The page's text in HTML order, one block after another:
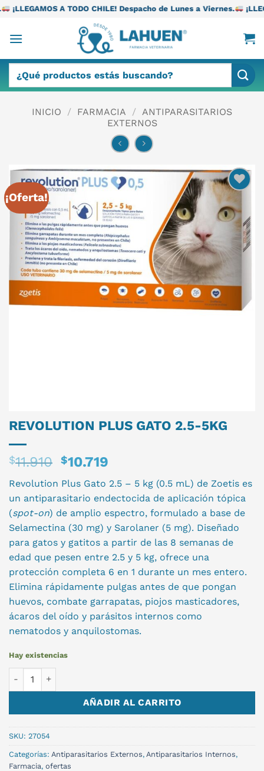
Saltar
contenido
TODO CHILE! Despacho de Lunes a Viernes. ¡LLEGAMOS A
por:
INICIO / FARMACIA / ANTIPARASITARIOS
EXTERNOS
¡Oferta!
REVOLUTION PLUS GATO 2.5-5KG
$11.910 El
precio
original
era:
$11.910.
$10.719
precio
actual
es:
$10.719.
Revolution Plus Gato 2.5 – 5 kg (0.5 mL) de Zoetis es
un antiparasitario endectocida de aplicación tópica
(spot-on) de amplio espectro, formulado a base de
Selamectina (30 mg) y Sarolaner (5 mg). Diseñado
para gatos y gatitos a partir de las 8 semanas de
edad que pesen entre 2.5 y 5 kg, ofrece una
protección completa 6 en 1 durante un mes entero.
Elimina rápidamente pulgas antes de que pongan
huevos, combate garrapatas, piojos masticadores,
ácaros del oído y parásitos internos como
nematodos y anquilostomas.
Hay existencias
AÑADIR AL CARRITO
SKU: 27054
Categorías: Antiparasitarios Externos, Antiparasitarios Internos,
Farmacia, ofertas